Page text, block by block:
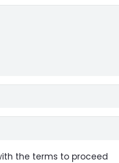
the terms to proceed